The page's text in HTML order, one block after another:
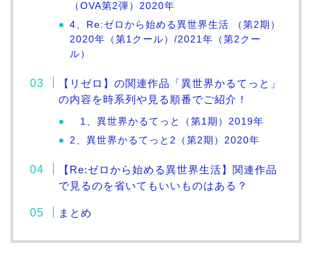
（OVA第2弾）2020年
4、Re:ゼロから始める異世界生活 （第2期）
2020年（第1クール）/2021年（第2クー
ル）
【リゼロ】の関連作品「異世界かるてっと」
の内容を時系列や見る順番でご紹介！
1、異世界かるてっと（第1期）2019年
2、異世界かるてっと2（第2期）2020年
【Re:ゼロから始める異世界生活】関連作品
で見るのを省いてもいいものはある？
まとめ